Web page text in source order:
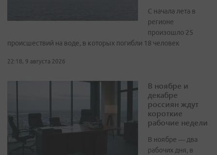
С начала лета в
регионе
произошло 25
происшествий на воде, в которых погибли 18 человек
22:18, 9 августа 2026
В ноябре и
декабре
россиян ждут
короткие
рабочие недели
В ноябре — два
рабочих дня, в